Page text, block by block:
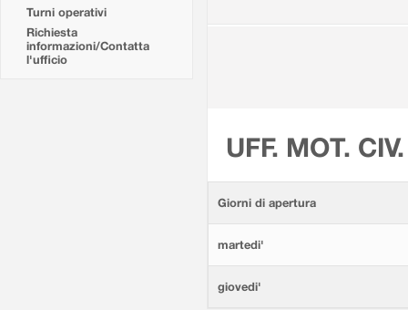
Turni operativi
Richiesta
informazioni/Contatta
l'ufficio
UFF. MOT.
Giorni di apertura
martedi'
giovedi'